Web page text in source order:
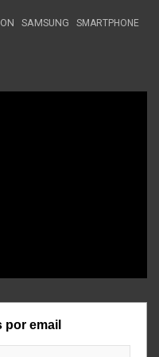
SAMSUNG SMARTPHONE
por email